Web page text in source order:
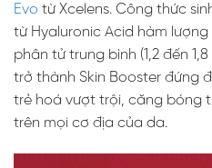
Evo từ Xcelens. Công thức
từ Hyaluronic Acid hàm
phân tử trung bình (1,2 đến
trở thành Skin Booster đứng
trẻ hoá vượt trội, căng bóng
trên mọi cơ địa của da.